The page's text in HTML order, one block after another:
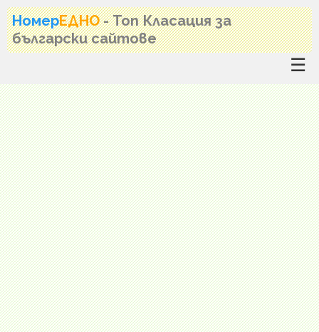
НомерЕДНО - Топ Класация за
български сайтове
☰